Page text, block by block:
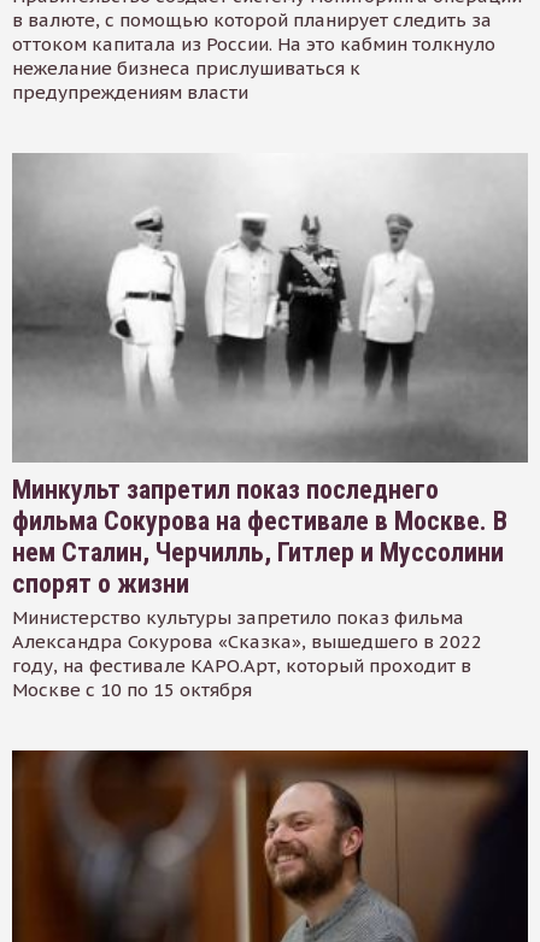
в валюте, с помощью которой планирует следить за
оттоком капитала из России. На это кабмин толкнуло
нежелание бизнеса прислушиваться к
предупреждениям власти
Минкульт запретил показ последнего
фильма Сокурова на фестивале в Москве. В
нем Сталин, Черчилль, Гитлер и Муссолини
спорят о жизни
Министерство культуры запретило показ фильма
Александра Сокурова «Сказка», вышедшего в 2022
году, на фестивале КАРО.Арт, который проходит в
Москве с 10 по 15 октября